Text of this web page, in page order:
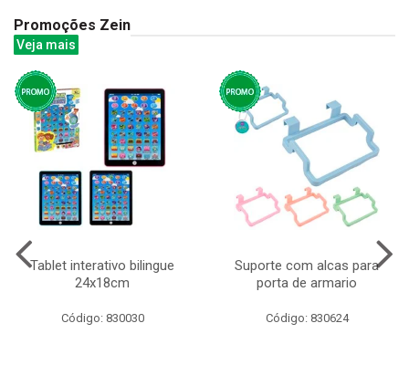
Promoções Zein
Veja mais
Tablet interativo bilingue
24x18cm
Código: 830030
Suporte com alcas para
porta de armario
Código: 830624